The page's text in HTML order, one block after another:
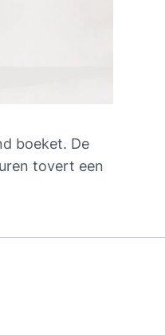
boeket. De
tovert een